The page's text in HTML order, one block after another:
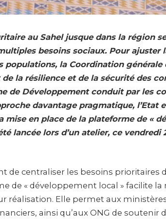
au Sahel jusque dans la région
besoins sociaux. Pour ajuster
populations, la Coordination générale
la résilience et de la sécurité des
de Développement conduit par les
davantage pragmatique, l’Etat
mise en place de la plateforme de «
lancée lors d’un atelier, ce vendredi
de centraliser les besoins prioritaires
de « développement local » facilite la
réalisation. Elle permet aux
ainsi qu’aux ONG de soutenir